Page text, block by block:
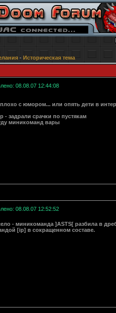
- Историческая тема
08.08.07 12:44:08
плохо с юмором... или опять дети в
- задрали срачки по пустякам
миникоманд вары
08.08.07 12:52:52
- миникоманда ]ASTS[ разбила в
[ip] в сокращенном составе.